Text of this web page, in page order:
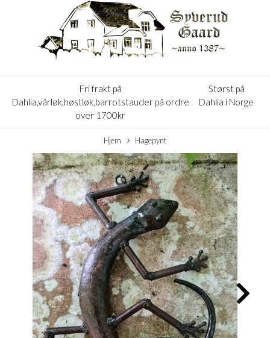
Fri frakt på
Dahlia,vårløk,høstløk,barrotstauder på ordre
over 1700kr
Størst på
Dahlia i Norge
Hjem Hagepynt